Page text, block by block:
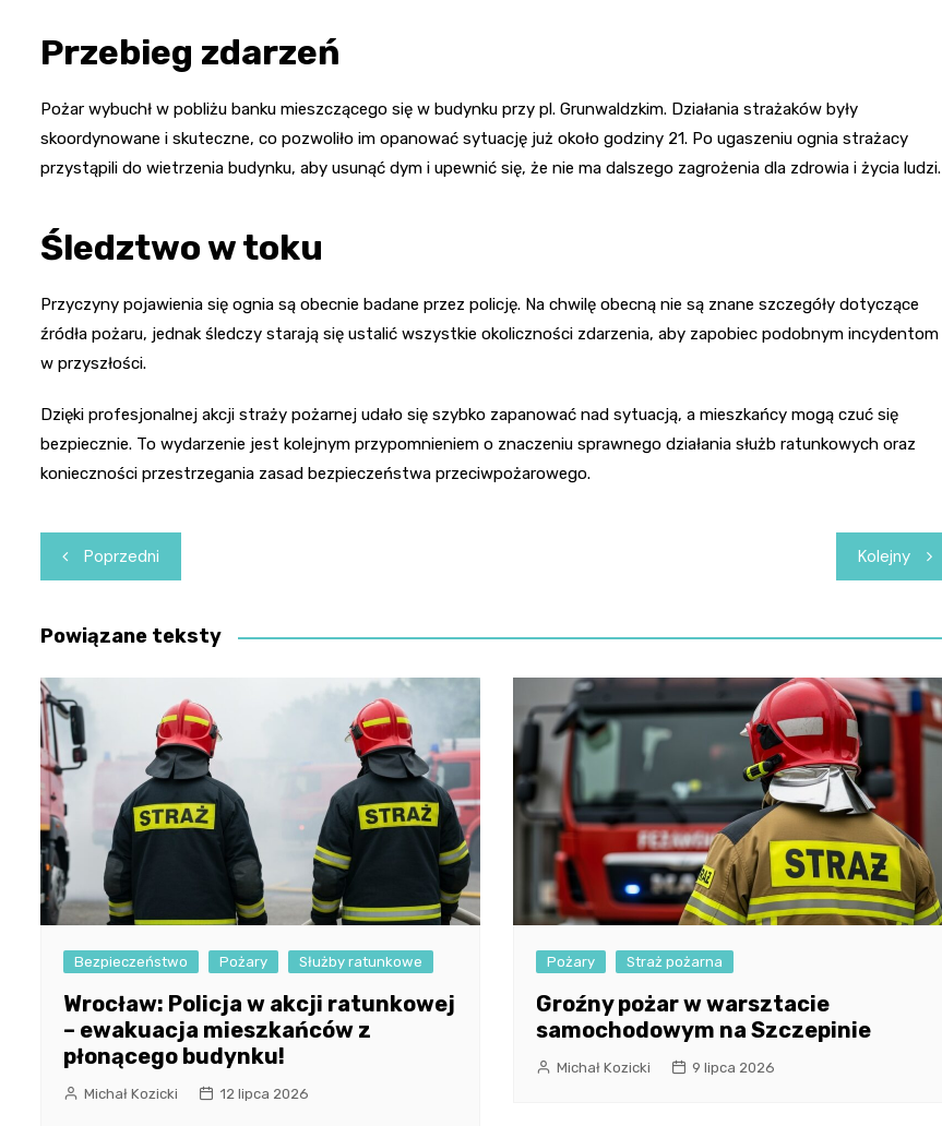
Przebieg zdarzeń
Pożar wybuchł w pobliżu banku mieszczącego się w budynku przy pl. Grunwaldzkim. Działania strażaków były
skoordynowane i skuteczne, co pozwoliło im opanować sytuację już około godziny 21. Po ugaszeniu ognia strażacy
przystąpili do wietrzenia budynku, aby usunąć dym i upewnić się, że nie ma dalszego zagrożenia dla zdrowia i życia ludzi.
Śledztwo w toku
Przyczyny pojawienia się ognia są obecnie badane przez policję. Na chwilę obecną nie są znane szczegóły dotyczące
źródła pożaru, jednak śledczy starają się ustalić wszystkie okoliczności zdarzenia, aby zapobiec podobnym incydentom
w przyszłości.
Dzięki profesjonalnej akcji straży pożarnej udało się szybko zapanować nad sytuacją, a mieszkańcy mogą czuć się
bezpiecznie. To wydarzenie jest kolejnym przypomnieniem o znaczeniu sprawnego działania służb ratunkowych oraz
konieczności przestrzegania zasad bezpieczeństwa przeciwpożarowego.
Nawigacja
wpisu
Poprzedni Kolejny
Powiązane teksty
Bezpieczeństwo Pożary Służby ratunkowe
Wrocław: Policja w akcji ratunkowej
– ewakuacja mieszkańców z
płonącego budynku!
Michał Kozicki 12 lipca 2026
Pożary Straż pożarna
Groźny pożar w warsztacie
samochodowym na Szczepinie
Michał Kozicki 9 lipca 2026